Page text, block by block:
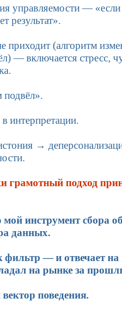
управляемости — «если
результат».
приходит (алгоритм
— включается стресс,
интерпретации.
→
грамотный подход
инструмент сбора
данных.
— и отвечает на
на рынке за
поведения.